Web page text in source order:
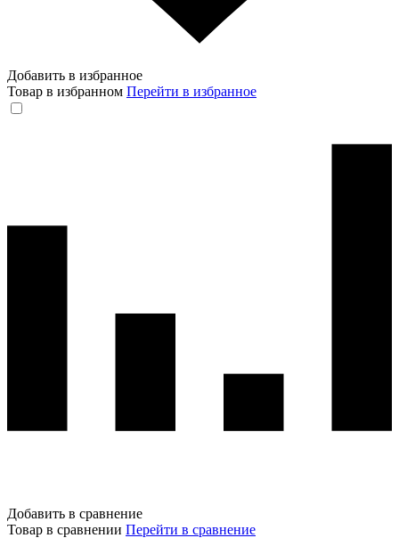
Добавить в избранное
Товар в избранном Перейти в избранное
Добавить в сравнение
Товар в сравнении Перейти в сравнение